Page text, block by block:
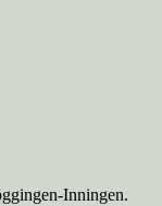
Inningen.